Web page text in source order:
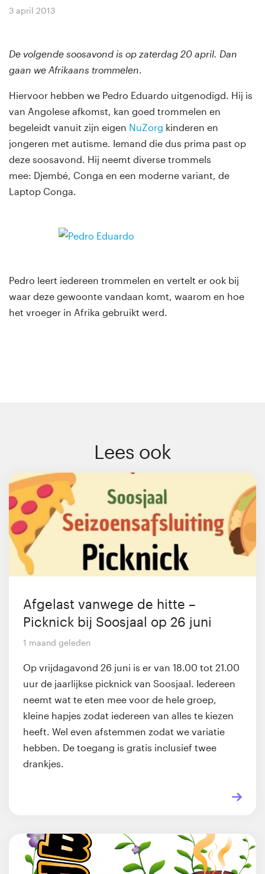
3 april 2013
De volgende soosavond is op zaterdag 20 april. Dan
gaan we Afrikaans trommelen.
Hiervoor hebben we Pedro Eduardo uitgenodigd. Hij is
van Angolese afkomst, kan goed trommelen en
begeleidt vanuit zijn eigen NuZorg kinderen en
jongeren met autisme. Iemand die dus prima past op
deze soosavond. Hij neemt diverse trommels
mee: Djembé, Conga en een moderne variant, de
Laptop Conga.
Pedro leert iedereen trommelen en vertelt er ook bij
waar deze gewoonte vandaan komt, waarom en hoe
het vroeger in Afrika gebruikt werd.
Lees ook
Afgelast vanwege de hitte –
Picknick bij Soosjaal op 26 juni
1 maand geleden
Op vrijdagavond 26 juni is er van 18.00 tot 21.00
uur de jaarlijkse picknick van Soosjaal. Iedereen
neemt wat te eten mee voor de hele groep,
kleine hapjes zodat iedereen van alles te kiezen
heeft. Wel even afstemmen zodat we variatie
hebben. De toegang is gratis inclusief twee
drankjes.